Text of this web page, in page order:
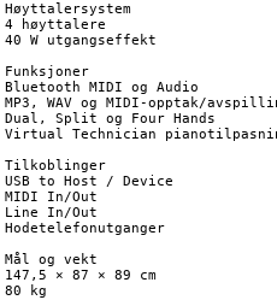
Høyttalersystem
4 høyttalere
40 W utgangseffekt
Funksjoner
Bluetooth MIDI og Audio
MP3, WAV og MIDI-opptak/
Dual, Split og Four Hands
Virtual Technician
Tilkoblinger
USB to Host / Device
MIDI In/Out
Line In/Out
Hodetelefonutganger
Mål og vekt
147,5 × 87 × 89 cm
80 kg